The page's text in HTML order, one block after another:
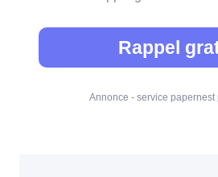
Rappel
Annonce - service papernest